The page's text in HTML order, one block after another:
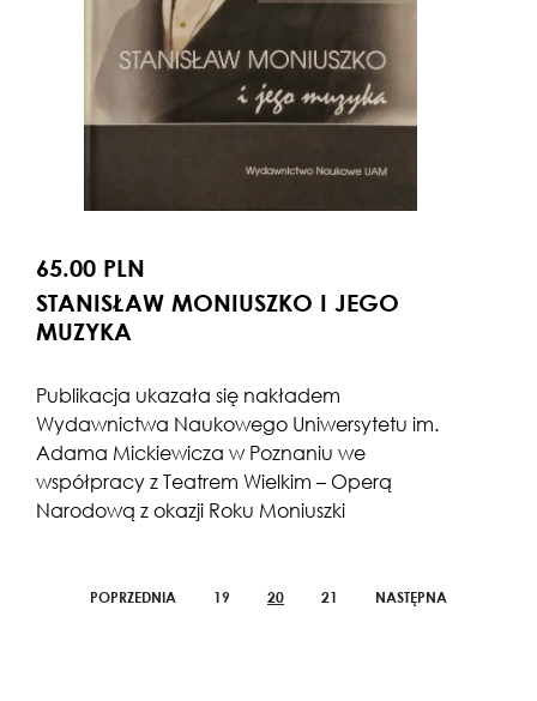
65.00 PLN
STANISŁAW MONIUSZKO I JEGO
MUZYKA
Publikacja ukazała się nakładem
Wydawnictwa Naukowego Uniwersytetu im.
Adama Mickiewicza w Poznaniu we
współpracy z Teatrem Wielkim – Operą
Narodową z okazji Roku Moniuszki
POPRZEDNIA 19 20 21 NASTĘPNA